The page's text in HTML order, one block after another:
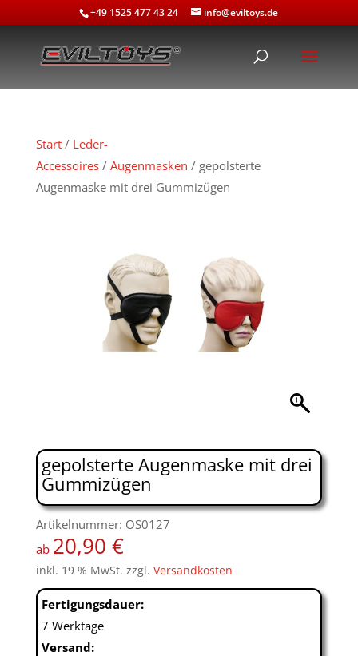
+49 1525 477 43 24 info@eviltoys.de
Start/ Leder-
Accessoires/ Augenmasken / gepolsterte
Augenmaske mit drei Gummizügen
gepolsterte Augenmaske mit drei
Gummizügen
Artikelnummer: OS0127
ab 20,90 €
inkl. 19 % MwSt. zzgl. Versandkosten
Fertigungsdauer:
7 Werktage
Versand: